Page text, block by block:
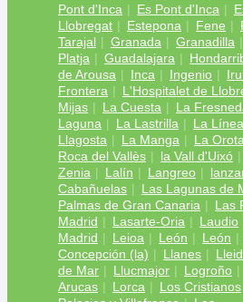
Pont d'Inca
Es Pont d'Inca
Llobregat
Estepona Fene
Tarajal
Granada Granadilla
Platja
Guadalajara
de Arousa
Inca Ingenio
Frontera
L'Hospitalet de
Mijas
La Cuesta La
Laguna
La Lastrilla La
Llagosta
La Manga La
Roca del Vallès
la Vall d'Uixó
Zenia
Lalín Langreo
Cabañuelas
Las Lagunas de
Palmas de Gran Canaria
Las
Madrid
Lasarte-Oria Laudio
Madrid
Leioa León León
Concepción (la)
Llanes
de Mar
Llucmajor Logroño
Arucas
Lorca Los Cristianos